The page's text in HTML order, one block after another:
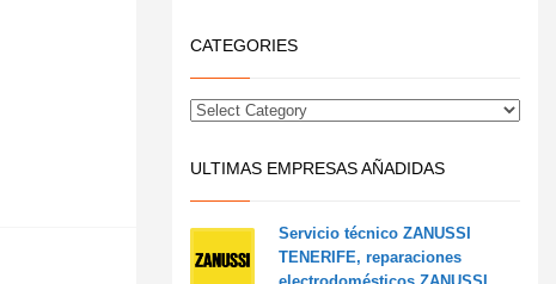
CATEGORIES
ULTIMAS EMPRESAS AÑADIDAS
Servicio técnico ZANUSSI
TENERIFE, reparaciones